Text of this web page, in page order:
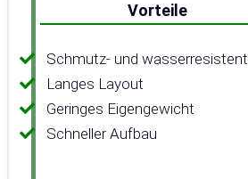
Vorteile
Schmutz- und wasserresistent
Langes Layout
Geringes Eigengewicht
Schneller Aufbau